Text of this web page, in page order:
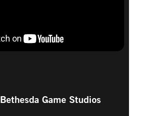
Bethesda Game Studios